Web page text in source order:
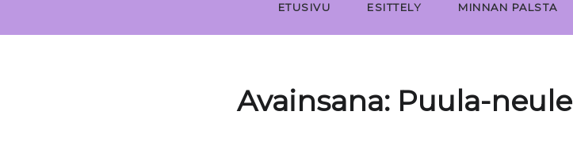
ETUSIVU ESITTELY MINNAN PALSTA
Avainsana: Puula-neule